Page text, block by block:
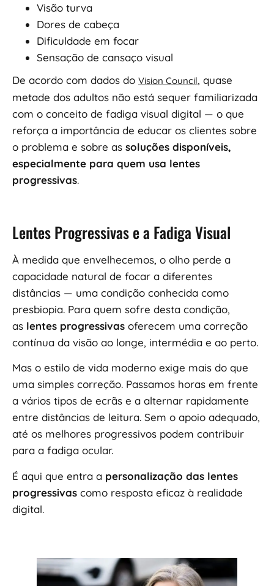
Visão turva
Dores de cabeça
Dificuldade em focar
Sensação de cansaço visual
De acordo com dados do Vision Council, quase
metade dos adultos não está sequer familiarizada
com o conceito de fadiga visual digital — o que
reforça a importância de educar os clientes sobre
o problema e sobre as soluções disponíveis,
especialmente para quem usa lentes
progressivas.
Lentes Progressivas e a Fadiga Visual
À medida que envelhecemos, o olho perde a
capacidade natural de focar a diferentes
distâncias — uma condição conhecida como
presbiopia. Para quem sofre desta condição,
as lentes progressivas oferecem uma correção
contínua da visão ao longe, intermédia e ao perto.
Mas o estilo de vida moderno exige mais do que
uma simples correção. Passamos horas em frente
a vários tipos de ecrãs e a alternar rapidamente
entre distâncias de leitura. Sem o apoio adequado,
até os melhores progressivos podem contribuir
para a fadiga ocular.
É aqui que entra a personalização das lentes
progressivas como resposta eficaz à realidade
digital.